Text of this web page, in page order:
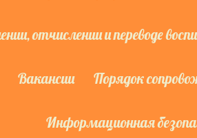
отчислении и переводе
Вакансии Порядок
Информационная